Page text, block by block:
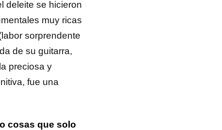
deleite se hicieron
muy ricas
sorprendente
de su guitarra,
preciosa y
fue una
cosas que solo